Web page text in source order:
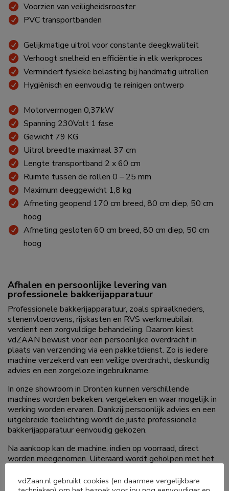
Voorzien van veiligheidsrooster
PVC transportbanden
Gelijkmatige uitrol voor constante deegkwaliteit
Verhoogt snelheid en efficiëntie in elk werkproces
Vermindert fysieke belasting bij handmatig uitrollen
Hygiënisch en eenvoudig te reinigen ontwerp
Motorvermogen 0,37kW
Spanning 230Volt 1 fase
Gewicht 79 KG
Uitrol breedte maximaal 37 cm
Lengte transportband 2 x 60 cm
Ruimte tussen de rollen 0 – 25 mm
Maximum deeggewicht 1,8 kg
Afmeting geopend 170 cm breed, 80 cm diep, 50 cm
hoog
Afmeting gesloten 60 cm breed, 80 cm diep, 50 cm
hoog
Afhalen en persoonlijke levering van
professionele bakkerijapparatuur
Professionele bakkerijapparatuur, zoals spiraalkneders,
stenenvloerovens, rijskasten en RVS werkmeubilair,
verdient een zorgvuldige behandeling. Daarom kiest
vdZAAN bewust voor een persoonlijke overdracht in
plaats van verzending via een pakketdienst. Zo is iedere
machine verzekerd van een veilige overdracht, deskundig
advies en een zorgeloze ingebruikname.
In onze showroom in Dronten kunnen verschillende
machines worden bekeken, vergeleken en waar mogelijk in
werking worden ervaren. Dankzij persoonlijk advies en een
uitgebreide toelichting wordt de juiste professionele
bakkerijapparatuur eenvoudig gekozen.
Na aankoop kan de machine, indien op voorraad, direct
worden meegenomen. Uiteraard wordt geholpen met het
bediening en het onderhoud. Is afhalen niet mogelijk, dan
vdZaan.nl gebruikt cookies (en daarmee vergelijkbare